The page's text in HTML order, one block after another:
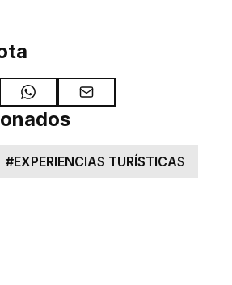
#EXPERIENCIAS TURÍSTICAS